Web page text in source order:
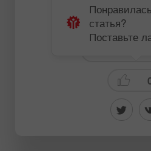
# USD
Понравилась
статья?
Поставьте